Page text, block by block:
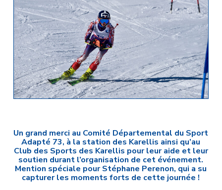
Un grand merci au Comité Départemental du Sport
Adapté 73, à la station des Karellis ainsi qu’au
Club des Sports des Karellis pour leur aide et leur
soutien durant l’organisation de cet événement.
Mention spéciale pour Stéphane Perenon, qui a su
capturer les moments forts de cette journée !